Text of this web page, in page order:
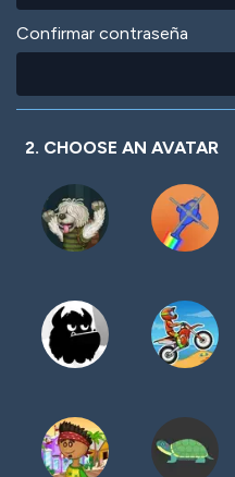
Confirmar contraseña
2. CHOOSE AN AVATAR